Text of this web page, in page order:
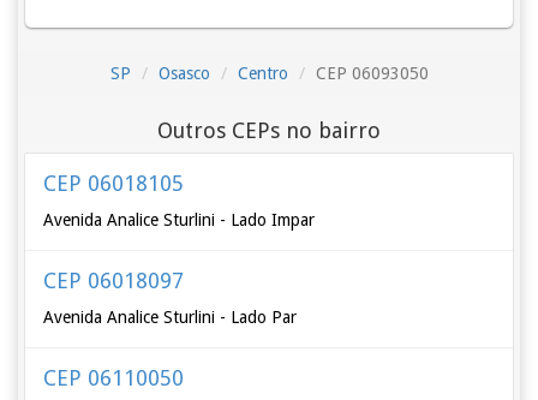
SP Osasco Centro CEP 06093050
Outros CEPs no bairro
CEP 06018105
Avenida Analice Sturlini - Lado Impar
CEP 06018097
Avenida Analice Sturlini - Lado Par
CEP 06110050